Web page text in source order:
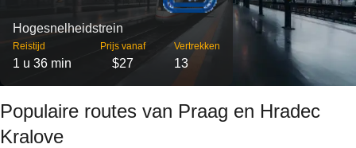
Hogesnelheidstrein
Reistijd
1 u 36 min
Prijs vanaf
$27
Vertrekken
13
Populaire routes van Praag en Hradec
Kralove